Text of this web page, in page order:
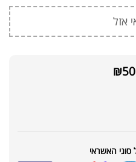
אזל
האשראי